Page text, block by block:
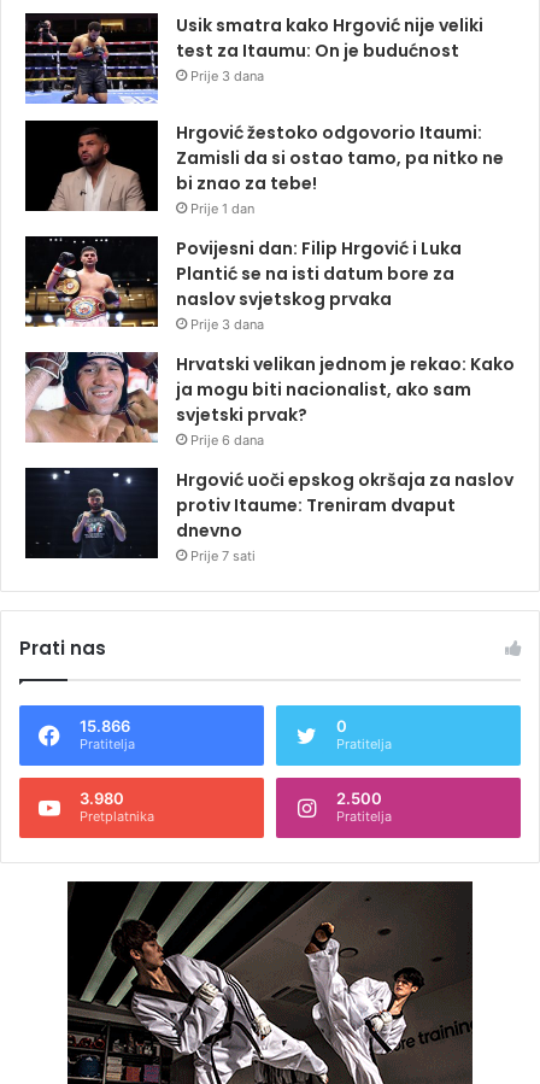
Usik smatra kako Hrgović nije veliki
test za Itaumu: On je budućnost
Prije 3 dana
Hrgović žestoko odgovorio Itaumi:
Zamisli da si ostao tamo, pa nitko ne
bi znao za tebe!
Prije 1 dan
Povijesni dan: Filip Hrgović i Luka
Plantić se na isti datum bore za
naslov svjetskog prvaka
Prije 3 dana
Hrvatski velikan jednom je rekao: Kako
ja mogu biti nacionalist, ako sam
svjetski prvak?
Prije 6 dana
Hrgović uoči epskog okršaja za naslov
protiv Itaume: Treniram dvaput
dnevno
Prije 7 sati
Prati nas
15.866
Pratitelja
0
Pratitelja
3.980
Pretplatnika
2.500
Pratitelja